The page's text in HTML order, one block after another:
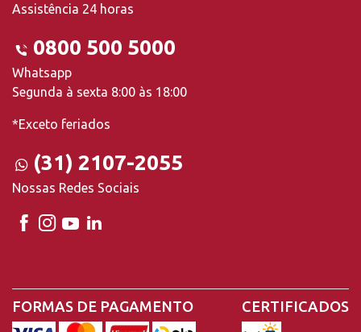
Assistência 24 horas
0800 500 5000
Whatsapp
Segunda à sexta 8:00 às 18:00
*Exceto feriados
(31) 2107-2055
Nossas Redes Sociais
FORMAS DE PAGAMENTO CERTIFICADOS